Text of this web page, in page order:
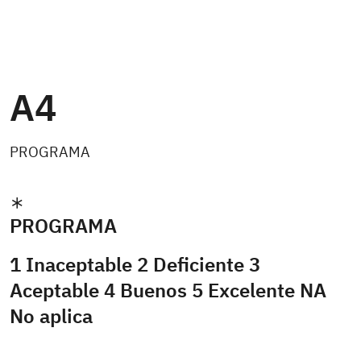
A4
PROGRAMA
PROGRAMA
1 Inaceptable 2 Deficiente 3
Aceptable 4 Buenos 5 Excelente NA
No aplica